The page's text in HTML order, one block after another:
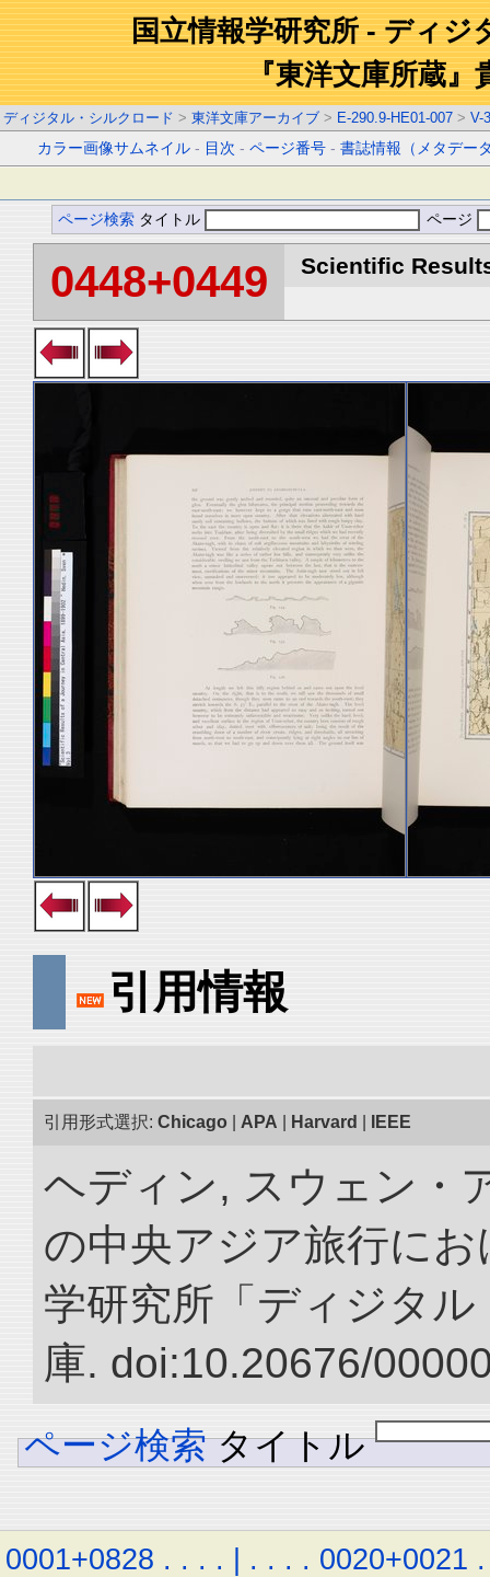
国立情報学研究所 - ディジ
『東洋文庫所蔵』
ディジタル・シルクロード > 東洋文庫アーカイブ > E-290.9-HE01-007 > V-3
カラー画像サムネイル - 目次 -ページ番号 -書誌情報（メタデー
ページ検索 タイトル ページ
0448+0449 Scientific
引用情報
引用形式選択: Chicago APA Harvard IEEE
ヘディン, スウェン・
の中央アジア旅行にお
学研究所「ディジタ
庫. doi:10.20676/
ページ検索 タイトル
0001+0828 . . . . | . . . . 0020+0021 .